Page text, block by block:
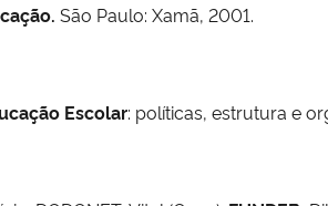
São Paulo: Xamã, 2001.
Escolar: políticas, estrutura e